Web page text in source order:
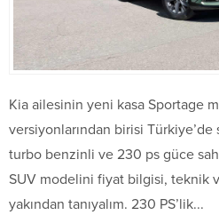
Kia ailesinin yeni kasa Sportage
versiyonlarından birisi Türkiye’de
turbo benzinli ve 230 ps güce
SUV modelini fiyat bilgisi, teknik
yakından tanıyalım. 230 PS’lik...